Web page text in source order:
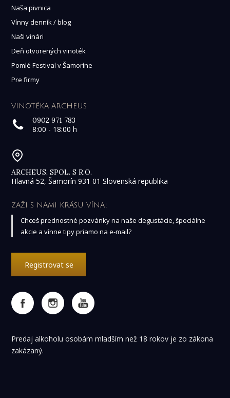
Naša pivnica
Vínny denník / blog
Naši vinári
Deň otvorených vinoték
Pomlé Festival v Šamoríne
Pre firmy
VINOTÉKA ARCHEUS
0902 971 783
8:00 - 18:00 h
ARCHEUS, SPOL. S R.O.
Hlavná 52, Šamorín 931 01 Slovenská republika
ZAŽI S NAMI KRÁSU VÍNA!
Chceš prednostné pozvánky na naše degustácie, špeciálne
akcie a vínne tipy priamo na e-mail?
Registrovat se
Predaj alkoholu osobám mladším než 18 rokov je zo zákona
zakázaný.